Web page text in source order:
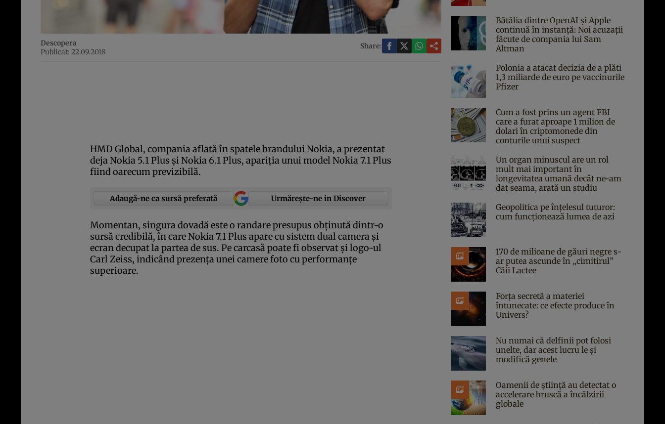
Descopera
Publicat: 22.09.2018
Share:
HMD Global, compania aflată în spatele brandului Nokia, a prezentat
deja Nokia 5.1 Plus şi Nokia 6.1 Plus, apariţia unui model Nokia 7.1 Plus
fiind oarecum previzibilă.
Adaugă-ne ca sursă preferată Urmărește-ne in Discover
Momentan, singura dovadă este o randare presupus obţinută dintr-o
sursă credibilă, în care Nokia 7.1 Plus apare cu sistem dual camera şi
ecran decupat la partea de sus. Pe carcasă poate fi observat şi logo-ul
Carl Zeiss, indicând prezenţa unei camere foto cu performanţe
superioare.
Bătălia dintre OpenAI și Apple
continuă în instanță: Noi acuzații
făcute de compania lui Sam
Altman
Polonia a atacat decizia de a plăti
1,3 miliarde de euro pe vaccinurile
Pfizer
Cum a fost prins un agent FBI
care a furat aproape 1 milion de
dolari în criptomonede din
conturile unui suspect
Un organ minuscul are un rol
mult mai important în
longevitatea umană decât ne-am
dat seama, arată un studiu
Geopolitica pe înțelesul tuturor:
cum funcționează lumea de azi
170 de milioane de găuri negre s-
ar putea ascunde în „cimitirul”
Căii Lactee
Forța secretă a materiei
întunecate: ce efecte produce în
Univers?
Nu numai că delfinii pot folosi
unelte, dar acest lucru le și
modifică genele
Oamenii de știință au detectat o
accelerare bruscă a încălzirii
globale